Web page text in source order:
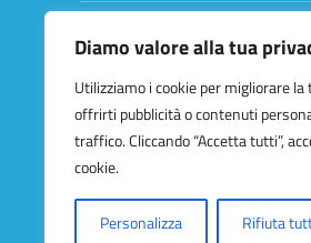
Diamo valore alla tua
Utilizziamo i cookie per migliorare
offrirti pubblicità o contenuti
traffico. Cliccando “Accetta tutti”,
cookie.
Personalizza Rifiuta